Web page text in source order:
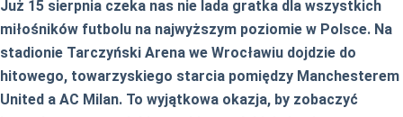
Już 15 sierpnia czeka nas nie lada gratka dla wszystkich
miłośników futbolu na najwyższym poziomie w Polsce. Na
stadionie Tarczyński Arena we Wrocławiu dojdzie do
hitowego, towarzyskiego starcia pomiędzy Manchesterem
United a AC Milan. To wyjątkowa okazja, by zobaczyć